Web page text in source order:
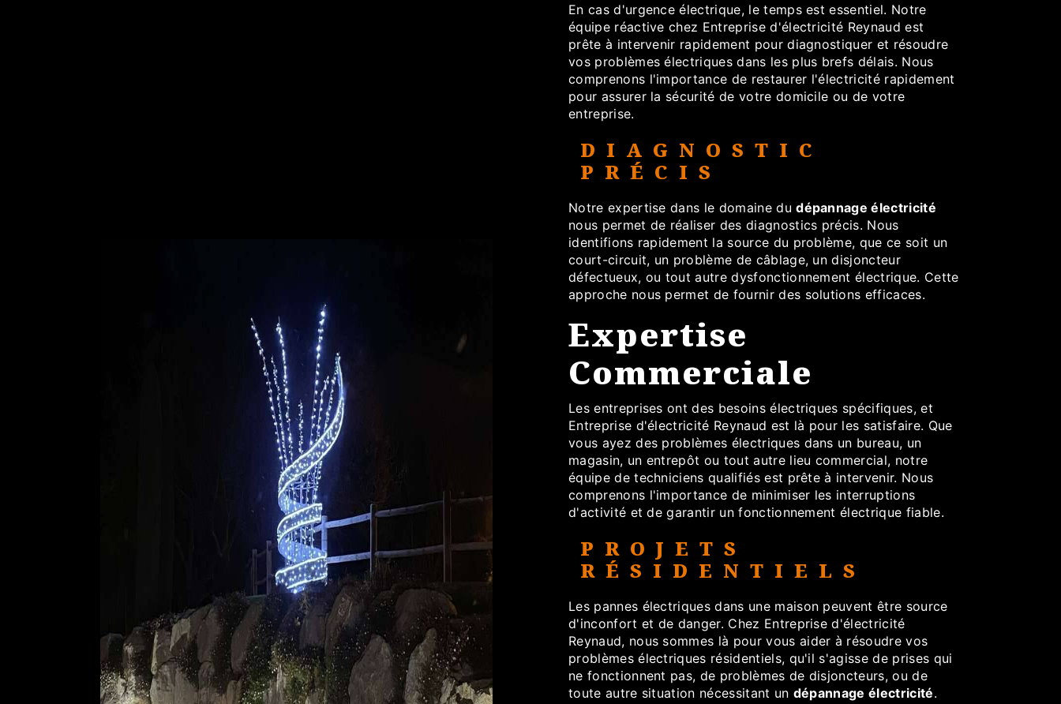
En cas d'urgence électrique, le temps est essentiel. Notre
équipe réactive chez Entreprise d'électricité Reynaud est
prête à intervenir rapidement pour diagnostiquer et résoudre
vos problèmes électriques dans les plus brefs délais. Nous
comprenons l'importance de restaurer l'électricité rapidement
pour assurer la sécurité de votre domicile ou de votre
entreprise.
DIAGNOSTIC
PRÉCIS
Notre expertise dans le domaine dudépannage électricité
nous permet de réaliser des diagnostics précis. Nous
identifions rapidement la source du problème, que ce soit un
court-circuit, un problème de câblage, un disjoncteur
défectueux, ou tout autre dysfonctionnement électrique. Cette
approche nous permet de fournir des solutions efficaces.
Expertise
Commerciale
Les entreprises ont des besoins électriques spécifiques, et
Entreprise d'électricité Reynaud est là pour les satisfaire. Que
vous ayez des problèmes électriques dans un bureau, un
magasin, un entrepôt ou tout autre lieu commercial, notre
équipe de techniciens qualifiés est prête à intervenir. Nous
comprenons l'importance de minimiser les interruptions
d'activité et de garantir un fonctionnement électrique fiable.
PROJETS
RÉSIDENTIELS
Les pannes électriques dans une maison peuvent être source
d'inconfort et de danger. Chez Entreprise d'électricité
Reynaud, nous sommes là pour vous aider à résoudre vos
problèmes électriques résidentiels, qu'il s'agisse de prises qui
ne fonctionnent pas, de problèmes de disjoncteurs, ou de
toute autre situation nécessitant un dépannage électricité.